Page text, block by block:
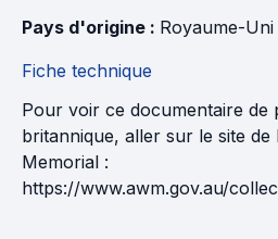
Pays d'origine : Royaume-Uni
Fiche technique
Pour voir ce documentaire de
britannique, aller sur le site
Memorial :
https://www.awm.gov.au/